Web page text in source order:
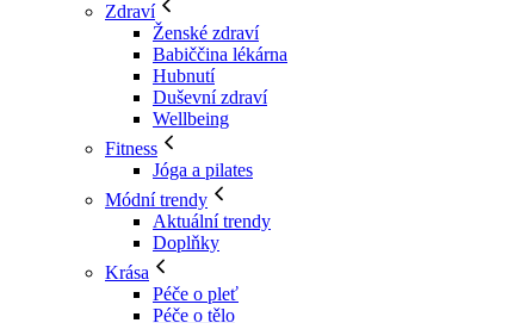
Zdraví
Ženské zdraví
Babiččina lékárna
Hubnutí
Duševní zdraví
Wellbeing
Fitness
Jóga a pilates
Módní trendy
Aktuální trendy
Doplňky
Krása
Péče o pleť
Péče o tělo